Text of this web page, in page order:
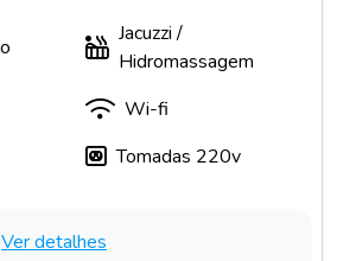
Jacuzzi /
Hidromassagem
Wi-fi
Tomadas 220v
Ver detalhes